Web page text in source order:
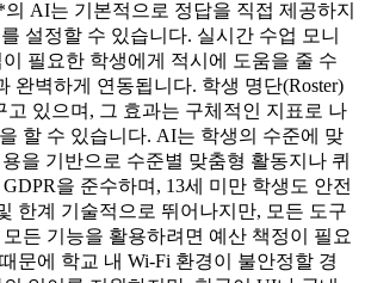
AI는 기본적으로 정답을 직접 제공하지
설정할 수 있습니다. 실시간 수업 모니
필요한 학생에게 적시에 도움을 줄 수
완벽하게 연동됩니다. 학생 명단(Roster)
있으며, 그 효과는 구체적인 지표로 나
할 수 있습니다. AI는 학생의 수준에 맞
을 기반으로 수준별 맞춤형 활동지나 퀴
을 준수하며, 13세 미만 학생도 안전
한계 기술적으로 뛰어나지만, 모든 도구
든 기능을 활용하려면 예산 책정이 필요
문에 학교 내 Wi-Fi 환경이 불안정할 경